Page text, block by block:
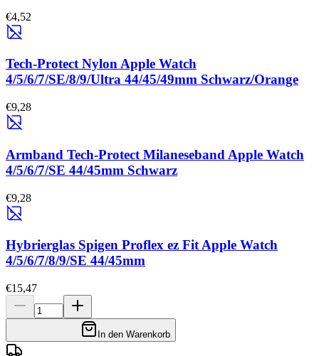
€4,52
Tech-Protect Nylon Apple Watch
4/5/6/7/SE/8/9/Ultra 44/45/49mm Schwarz/Orange
€9,28
Armband Tech-Protect Milaneseband Apple Watch
4/5/6/7/SE 44/45mm Schwarz
€9,28
Hybrierglas Spigen Proflex ez Fit Apple Watch
4/5/6/7/8/9/SE 44/45mm
€15,47
In den Warenkorb